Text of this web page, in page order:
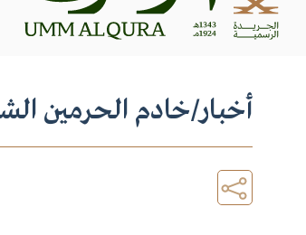
أخبار/خادم الحرمين